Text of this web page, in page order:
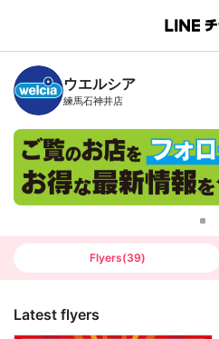
B
n
c
h
T
ウエルシア
練馬石神井店
Flyers(39)
Latest flyers